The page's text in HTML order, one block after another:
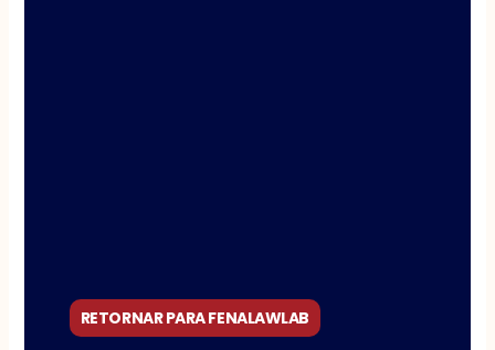
RETORNAR PARA FENALAWLAB